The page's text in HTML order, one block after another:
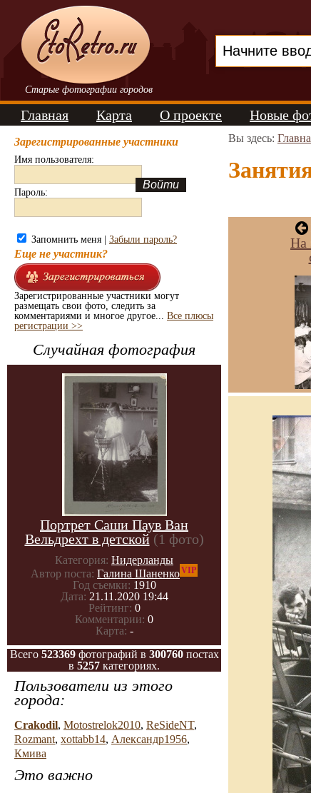
Старые фотографии городов
Главная Карта О проекте Новые
Зарегистрированные участники
Имя пользователя:
Пароль:
Запомнить меня | Забыли пароль?
Еще не участник?
Зарегистрированные участники могут
размещать свои фото, следить за
комментариями и многое другое... Все плюсы
регистрации >>
Случайная фотография
Портрет Саши Паув Ван
Вельдрехт в детской (1 фото)
Категория: Нидерланды
Автор поста: Галина ШаненкоVIP
Год съемки: 1910
Дата: 21.11.2020 19:44
Рейтинг: 0
Комментарии: 0
Карта: -
Всего 523369фотографий в 300760постах
в 5257 категориях.
Пользователи из этого
города:
Crakodil, Motostrelok2010, ReSideNT,
Rozmant, xottabb14, Александр1956,
Кмива
Это важно
Вы здесь:
На